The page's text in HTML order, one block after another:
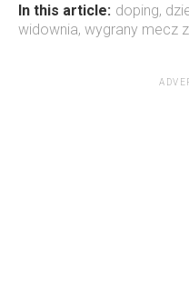
In this article: doping,
widownia, wygrany mecz